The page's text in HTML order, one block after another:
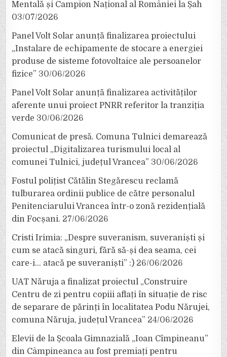
Mentală și Campion Național al României la Șah
03/07/2026
Panel Volt Solar anunță finalizarea proiectului
„Instalare de echipamente de stocare a energiei
produse de sisteme fotovoltaice ale persoanelor
fizice” 30/06/2026
Panel Volt Solar anunță finalizarea activităților
aferente unui proiect PNRR referitor la tranziția
verde 30/06/2026
Comunicat de presă. Comuna Tulnici demarează
proiectul „Digitalizarea turismului local al
comunei Tulnici, județul Vrancea” 30/06/2026
Fostul polițist Cătălin Stegărescu reclamă
tulburarea ordinii publice de către personalul
Penitenciarului Vrancea într-o zonă rezidențială
din Focșani. 27/06/2026
Cristi Irimia: „Despre suveranism, suveraniști și
cum se atacă singuri, fără să-și dea seama, cei
care-i… atacă pe suveraniști” :) 26/06/2026
UAT Năruja a finalizat proiectul „Construire
Centru de zi pentru copiii aflați în situație de risc
de separare de părinți în localitatea Podu Nărujei,
comuna Năruja, județul Vrancea” 24/06/2026
Elevii de la Școala Gimnazială „Ioan Cîmpineanu”
din Câmpineanca au fost premiați pentru